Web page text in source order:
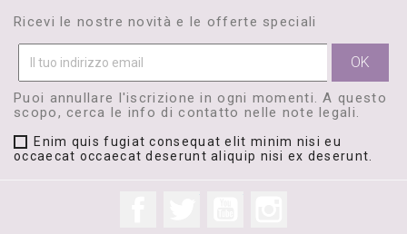
Ricevi le nostre novità e le offerte speciali
Puoi annullare l'iscrizione in ogni momenti. A questo
scopo, cerca le info di contatto nelle note legali.
Enim quis fugiat consequat elit minim nisi eu
occaecat occaecat deserunt aliquip nisi ex deserunt.
FacebookTwitter